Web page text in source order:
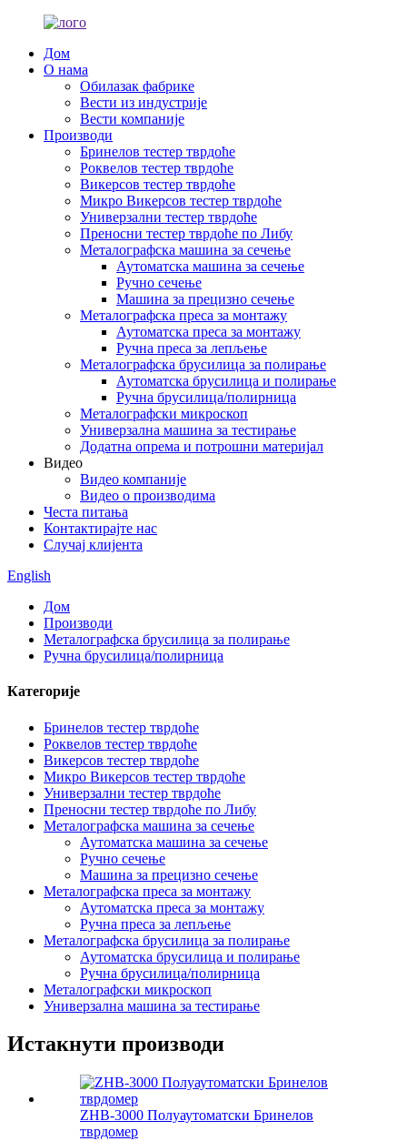
Дом
О нама
Обилазак фабрике
Вести из индустрије
Вести компаније
Производи
Бринелов тестер тврдоће
Роквелов тестер тврдоће
Викерсов тестер тврдоће
Микро Викерсов тестер тврдоће
Универзални тестер тврдоће
Преносни тестер тврдоће по Либу
Металографска машина за сечење
Аутоматска машина за сечење
Ручно сечење
Машина за прецизно сечење
Металографска преса за монтажу
Аутоматска преса за монтажу
Ручна преса за лепљење
Металографска брусилица за полирање
Аутоматска брусилица и полирање
Ручна брусилица/полирница
Металографски микроскоп
Универзална машина за тестирање
Додатна опрема и потрошни материјал
Видео
Видео компаније
Видео о производима
Честа питања
Контактирајте нас
Случај клијента
English
Дом
Производи
Металографска брусилица за полирање
Ручна брусилица/полирница
Категорије
Бринелов тестер тврдоће
Роквелов тестер тврдоће
Викерсов тестер тврдоће
Микро Викерсов тестер тврдоће
Универзални тестер тврдоће
Преносни тестер тврдоће по Либу
Металографска машина за сечење
Аутоматска машина за сечење
Ручно сечење
Машина за прецизно сечење
Металографска преса за монтажу
Аутоматска преса за монтажу
Ручна преса за лепљење
Металографска брусилица за полирање
Аутоматска брусилица и полирање
Ручна брусилица/полирница
Металографски микроскоп
Универзална машина за тестирање
Истакнути производи
ZHB-3000 Полуаутоматски Бринелов
тврдомер